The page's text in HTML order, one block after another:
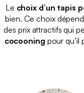
Le choix d’un tapis
bien. Ce choix
des prix attractifs qui
cocooning pour qu’il